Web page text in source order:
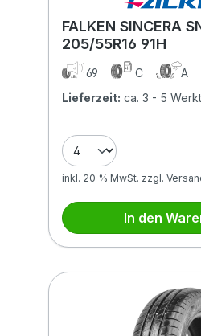
FALKEN SINCERA
205/55R16 91H
69 C
A
Lieferzeit: ca. 3 - 5
inkl. 20 % MwSt. zzgl.
In den